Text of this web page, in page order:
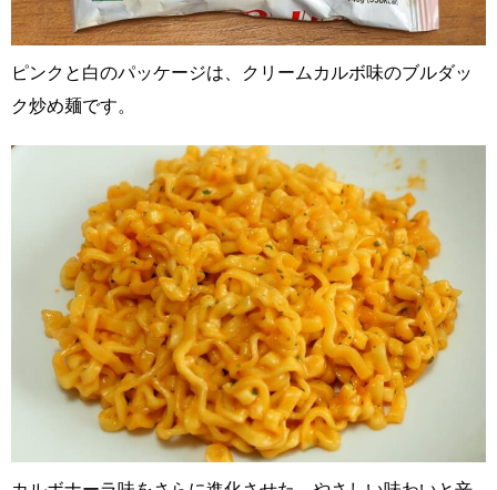
ピンクと白のパッケージは、クリームカルボ味のブルダッ
ク炒め麺です。